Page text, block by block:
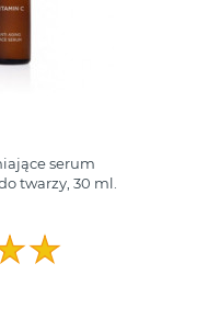
serum
twarzy, 30 ml.